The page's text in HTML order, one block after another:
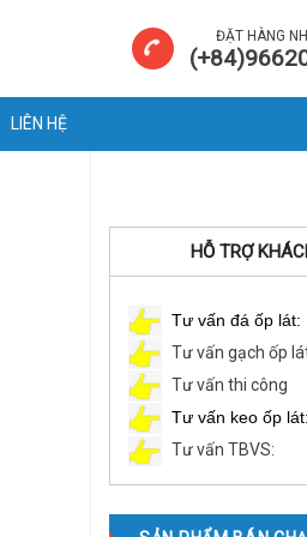
ĐẶT HÀNG
LIÊN HỆ
HỖ TRỢ
Tư vấn đá ốp
Tư vấn gạch ốp
Tư vấn thi công
Tư vấn keo ốp
Tư vấn TBVS: